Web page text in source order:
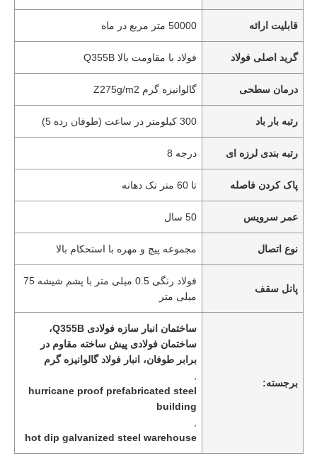
قابلیت ارائه 50000 متر مربع در ماه
گرید اصلی فولاد فولاد با مقاومت بالا Q355B
درمان سطحی گالوانیزه گرم Z275g/m2
رتبه بار باد 300 کیلومتر در ساعت (طوفان رده 5)
رتبه بندی لرزه ای درجه 8
پاک کردن فاصله تا 60 متر تک دهانه
عمر سرویس 50 سال
نوع اتصال مجموعه پیچ و مهره با استحکام بالا
پانل سقف
فولاد رنگی 0.5 میلی متر با پشم شیشه 75
میلی متر
برجسته:
ساختمان انبار سازه فولادی Q355B،
ساختمان فولادی پیش ساخته مقاوم در
برابر طوفان، انبار فولاد گالوانیزه گرم
hurricane proof prefabricated steel
building
hot dip galvanized steel warehouse